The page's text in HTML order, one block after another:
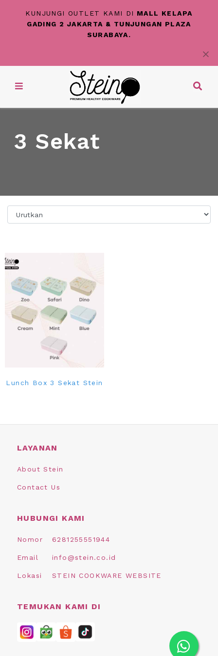
KUNJUNGI OUTLET KAMI DI MALL KELAPA
GADING 2 JAKARTA & TUNJUNGAN PLAZA
SURABAYA.
3 Sekat
Lunch Box 3 Sekat Stein
LAYANAN
About Stein
Contact Us
HUBUNGI KAMI
Nomor 6281255551944
Email info@stein.co.id
Lokasi STEIN COOKWARE WEBSITE
TEMUKAN KAMI DI